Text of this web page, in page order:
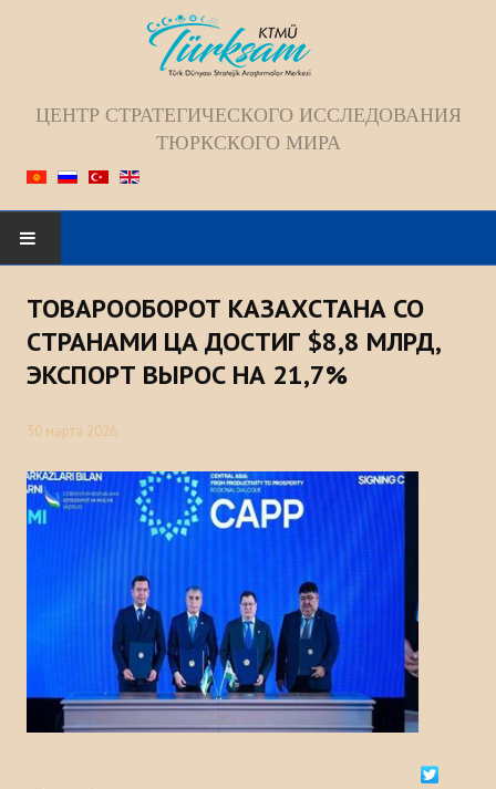
ЦЕНТР СТРАТЕГИЧЕСКОГО ИССЛЕДОВАНИЯ
ТЮРКСКОГО МИРА
ГЛАВНАЯ
О НАС
Коллектив
Видение; Миссия; Цель
История
МЕРОПРИЯТИЯ
Кыргызстан
ТОВАРООБОРОТ КАЗАХСТАНА СО
СТРАНАМИ ЦА ДОСТИГ $8,8 МЛРД,
ЭКСПОРТ ВЫРОС НА 21,7%
30 марта 2026